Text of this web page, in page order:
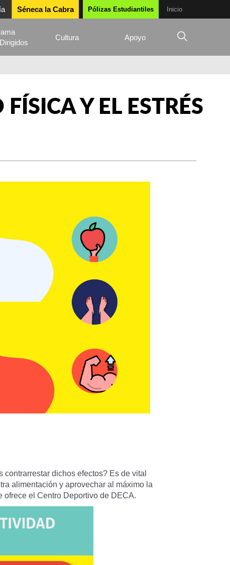
Séneca la Cabra Pólizas Estudiantiles Inicio
Cultura Apoyo
Y EL ESTRÉS
dichos efectos? Es de vital
alimentación y aprovechar al máximo la
el Centro Deportivo de DECA.